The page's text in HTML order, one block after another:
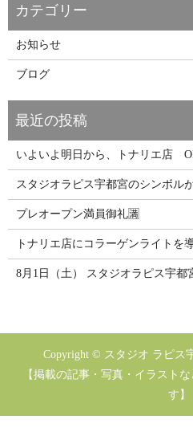
お知らせ
ブログ
いよいよ明日から、トナリエ店
スタジオラピス宇都宮のシンボル
プレオープン満員御礼🈵
トナリエ店にコラーゲンライトを
8月1日（土） スタジオラピス宇都
Copyright © スタジオ ラピス
【掲載の記事・写真・イラスト
す】